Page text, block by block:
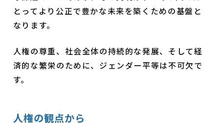
とってより公正で豊かな未来を築くための基盤と
なります。
人権の尊重、社会全体の持続的な発展、そして経
済的な繁栄のために、ジェンダー平等は不可欠で
す。
人権の観点から